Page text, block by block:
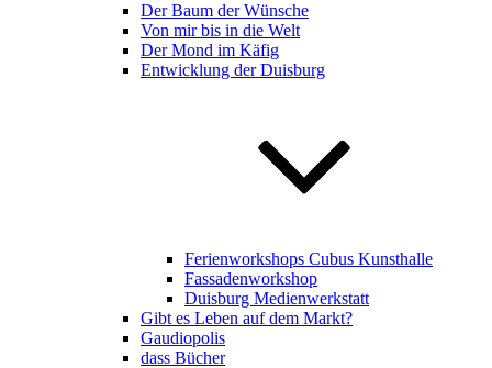
Der Baum der Wünsche
Von mir bis in die Welt
Der Mond im Käfig
Entwicklung der Duisburg
Ferienworkshops Cubus Kunsthalle
Fassadenworkshop
Duisburg Medienwerkstatt
Gibt es Leben auf dem Markt?
Gaudiopolis
dass Bücher